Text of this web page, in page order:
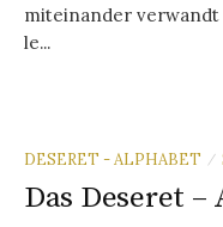
miteinander verwandt
le...
DESERET - ALPHABET /
Das Deseret